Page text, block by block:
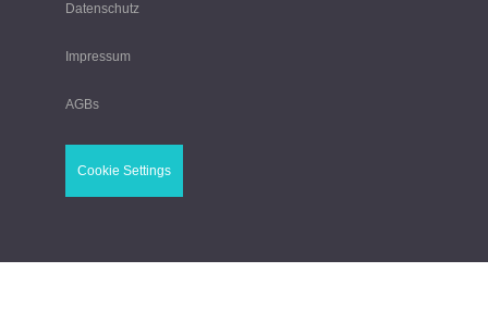
Datenschutz
Impressum
AGBs
Cookie Settings